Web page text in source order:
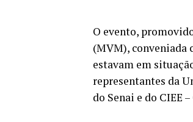
O evento,
(MVM), conveniada
estavam em
representantes da
do Senai e do CIEE